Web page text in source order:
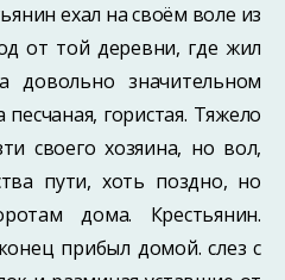
ехал на своём воле из
от той деревни, где жил
довольно значительном
гористая. Тяжело
своего хозяина, но вол,
пути, хоть поздно, но
дома. Крестьянин.
прибыл домой. слез с